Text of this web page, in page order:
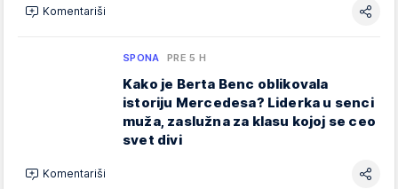
Komentariši
SPONA PRE 5 H
Kako je Berta Benc oblikovala
istoriju Mercedesa? Liderka u senci
muža, zaslužna za klasu kojoj se ceo
svet divi
Komentariši